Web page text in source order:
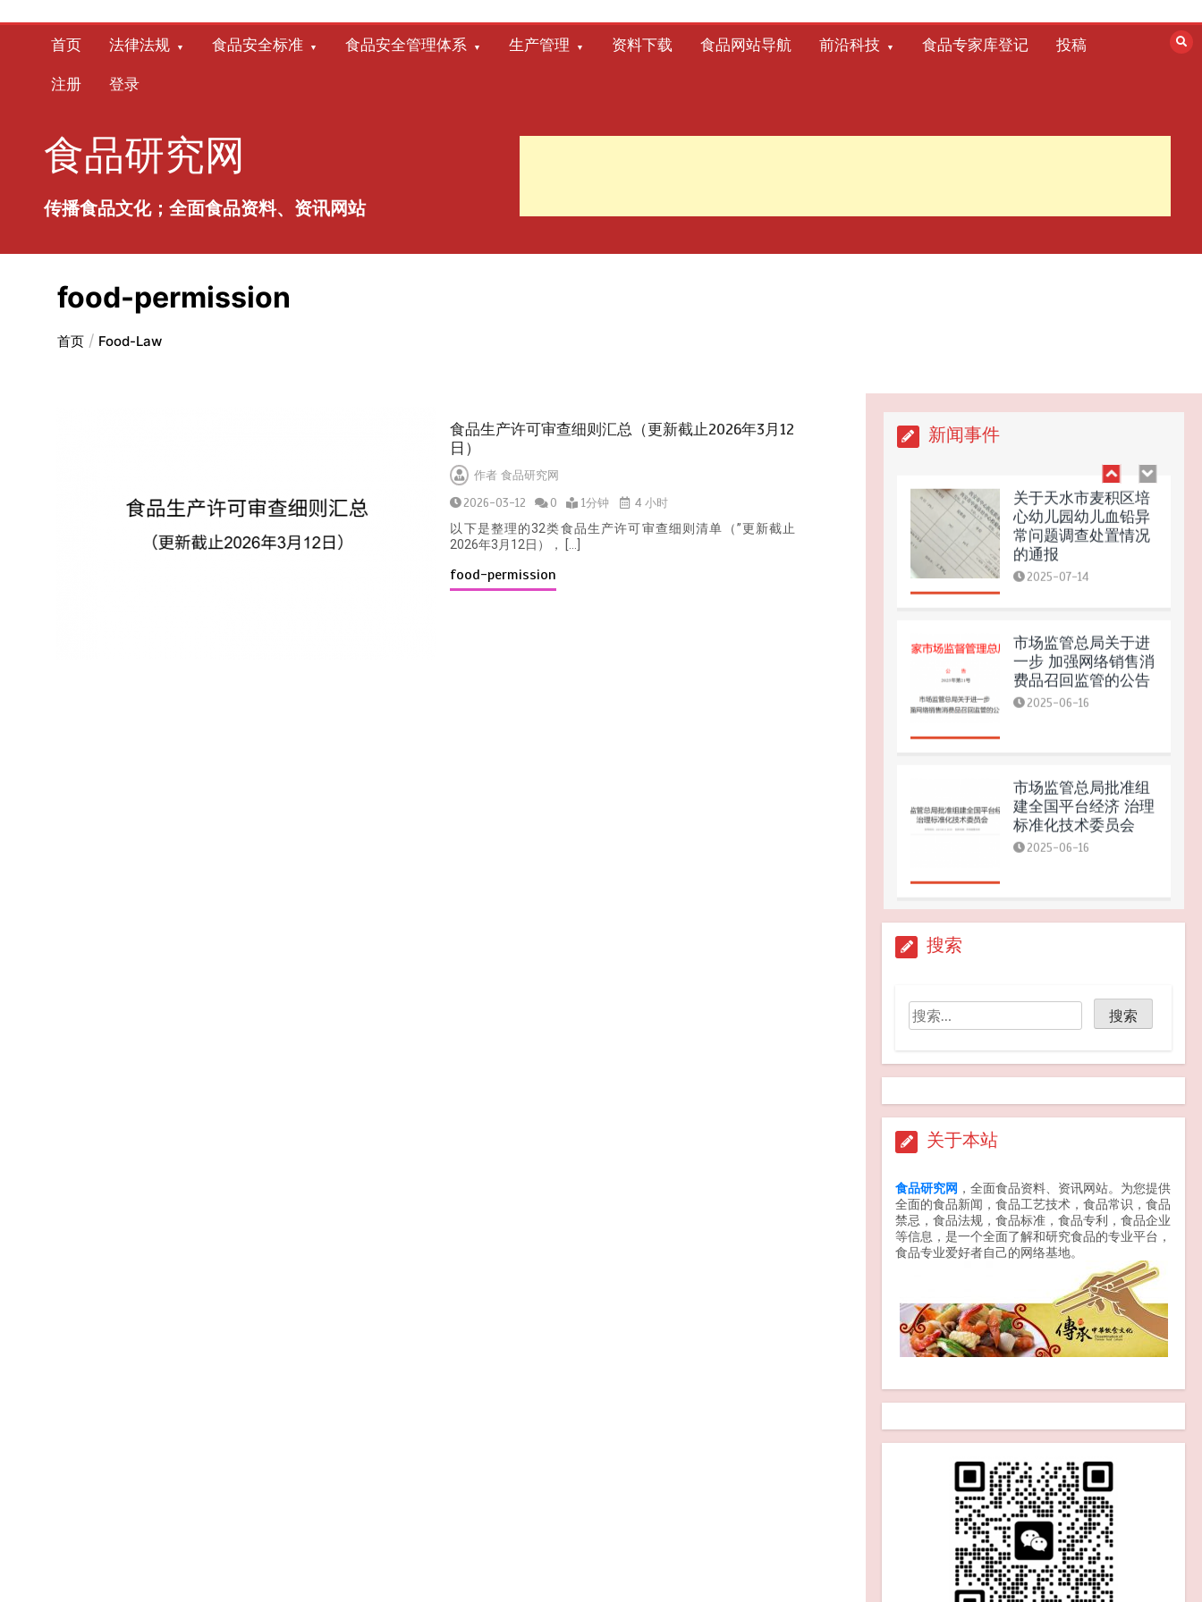
首页 法律法规 食品安全标准 食品安全管理体系 生产管理 资料下载 食品网站导航 前沿科技 食品专家库登记 投稿
注册 登录
食品研究网
传播食品文化；全面食品资料、资讯网站
food-permission
首页 Food-Law
食品生产许可审查细则汇总（更新截止2026年3月12
日）
作者食品研究网
2026-03-12
0 1分钟
4 小时
以下是整理的32类食品生产许可审查细则清单（”更新截止
2026年3月12日）， […]
food-permission
新闻事件
染物限量 新版发布
2025-09-25
关于天水市麦积区培
心幼儿园幼儿血铅异
常问题调查处置情况
的通报
2025-07-14
市场监管总局关于进
一步 加强网络销售消
费品召回监管的公告
2025-06-16
市场监管总局批准组
建全国平台经济 治理
标准化技术委员会
2025-06-16
关于天水市麦积区培
常问题调查处置情况
市场监管总局关于进
一步 加强网络销售消
费品召回监管的公告
2025-06-16
搜索
关于本站
食品研究网 ，全面食品资料、资讯网站。为您提供
全面的食品新闻，食品工艺技术，食品常识，食品
禁忌，食品法规，食品标准，食品专利，食品企业
等信息，是一个全面了解和研究食品的专业平台，
食品专业爱好者自己的网络基地。